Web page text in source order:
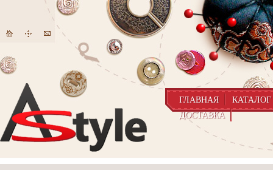
ГЛАВНАЯ
КАТАЛОГ
ДОСТАВКА